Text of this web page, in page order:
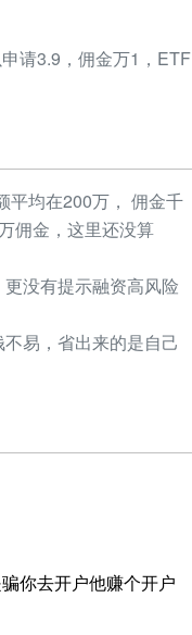
请3.9，佣金万1，ETF
平均在200万， 佣金千
佣金，这里还没算
没有提示融资高风险
易，省出来的是自己
你去开户他赚个开户